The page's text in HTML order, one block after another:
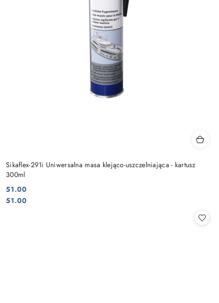
Sikaflex-291i Uniwersalna masa klejąco-uszczelniająca - kartusz
300ml
Cena:
51.00
Cena:
51.00